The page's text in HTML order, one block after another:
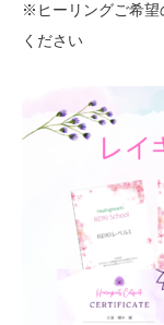
※ヒーリングご希望
ください